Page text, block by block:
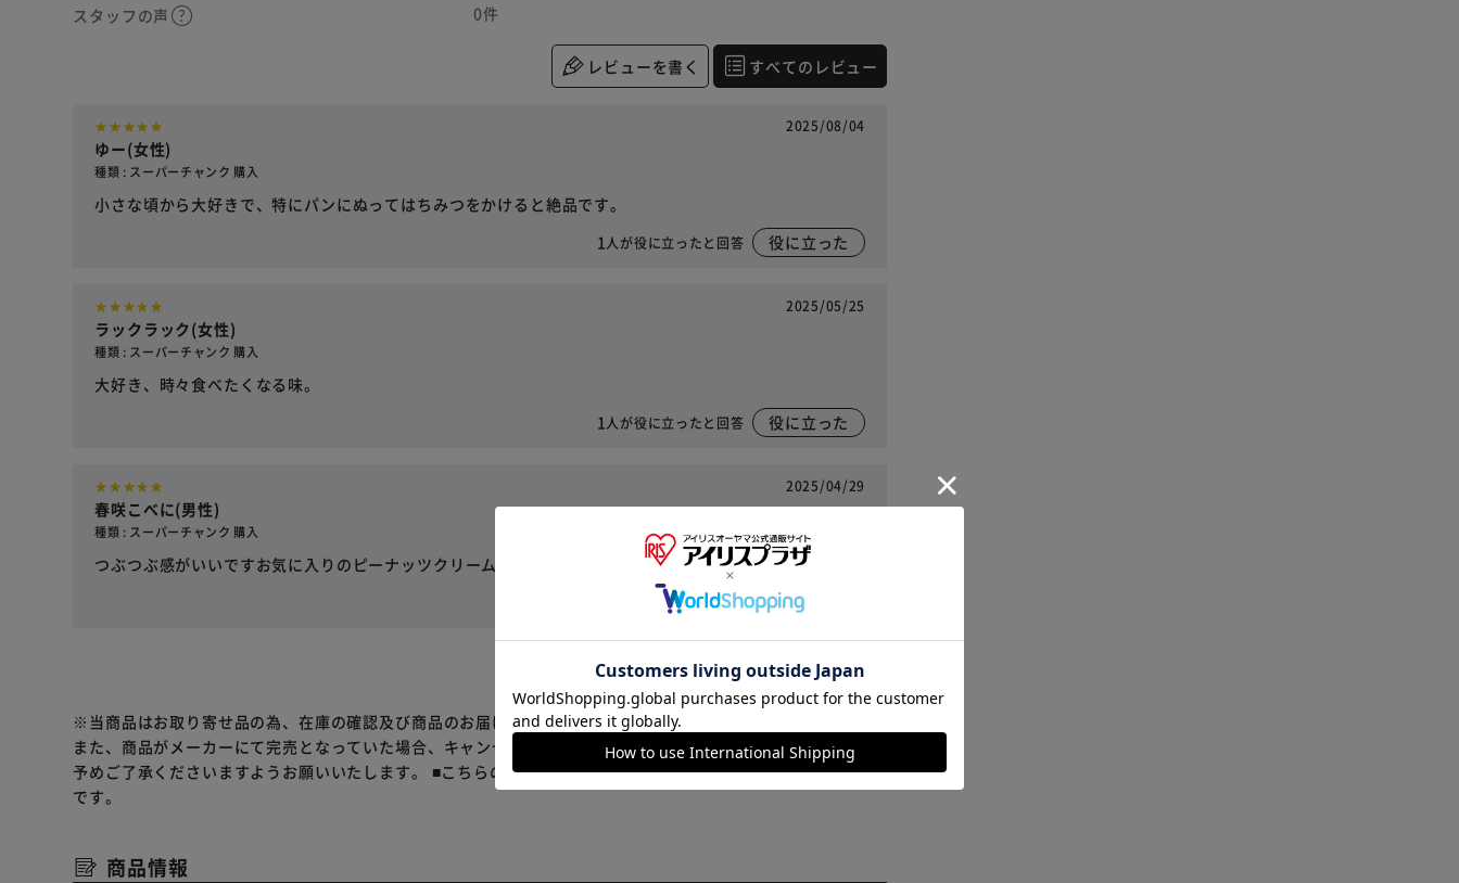
スタッフの声
0件
レビューを書く すべてのレビュー
2025/08/04
ゆー(女性)
種類 : スーパーチャンク 購入
小さな頃から大好きで、特にパンにぬってはちみつをかけると絶品です。
1人が役に立ったと回答 役に立った
2025/05/25
ラックラック(女性)
種類 : スーパーチャンク 購入
大好き、時々食べたくなる味。
1人が役に立ったと回答 役に立った
2025/04/29
春咲こべに(男性)
種類 : スーパーチャンク 購入
つぶつぶ感がいいですお気に入りのピーナッツクリームなのでまとめ買いしました！
人が役に立ったと回答 役に立った
※当商品はお取り寄せ品の為、在庫の確認及び商品のお届けまでお時間を頂く場合がございます。
また、商品がメーカーにて完売となっていた場合、キャンセル又は注文内容の変更をお願いいたしております。
予めご了承くださいますようお願いいたします。 ■こちらの商品はアイリスプラザがセレクトしたオススメ商品
です。
商品情報
※ご確認ください